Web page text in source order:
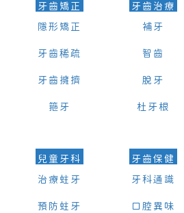
牙齒矯正
隱形矯正
牙齒稀疏
牙齒擁擠
箍牙
牙齒治療
補牙
智齒
脫牙
杜牙根
兒童牙科
治療蛀牙
預防蛀牙
牙齒保健
牙科通識
口腔異味